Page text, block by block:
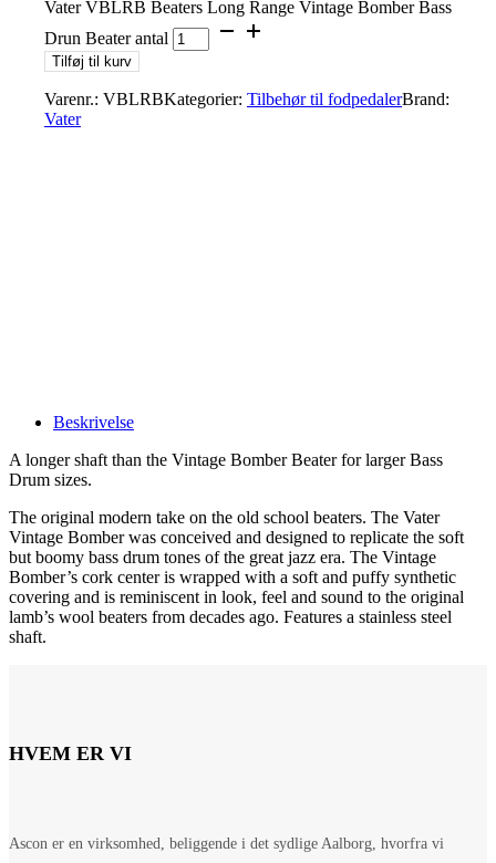
Vater VBLRB Beaters Long Range Vintage Bomber Bass
Drun Beater antal
Tilføj til kurv
Varenr.: VBLRBKategorier: Tilbehør til fodpedalerBrand:
Vater
Beskrivelse
A longer shaft than the Vintage Bomber Beater for larger Bass
Drum sizes.
The original modern take on the old school beaters. The Vater
Vintage Bomber was conceived and designed to replicate the soft
but boomy bass drum tones of the great jazz era. The Vintage
Bomber’s cork center is wrapped with a soft and puffy synthetic
covering and is reminiscent in look, feel and sound to the original
lamb’s wool beaters from decades ago. Features a stainless steel
shaft.
HVEM ER VI
Ascon er en virksomhed, beliggende i det sydlige Aalborg, hvorfra vi